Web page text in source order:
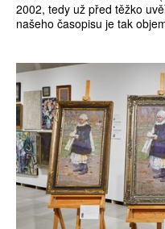
2002, tedy už před těžko
našeho časopisu je tak